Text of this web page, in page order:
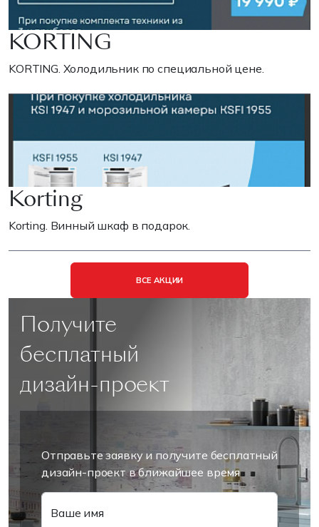
KORTING
KORTING. Холодильник по специальной цене.
Korting
Korting. Винный шкаф в подарок.
ВСЕ АКЦИИ
Получите
бесплатный
дизайн-проект
Отправьте заявку и получите бесплатный
дизайн-проект в ближайшее время
Ваше имя